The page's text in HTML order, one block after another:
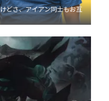
どさ、アイアン同士もお互